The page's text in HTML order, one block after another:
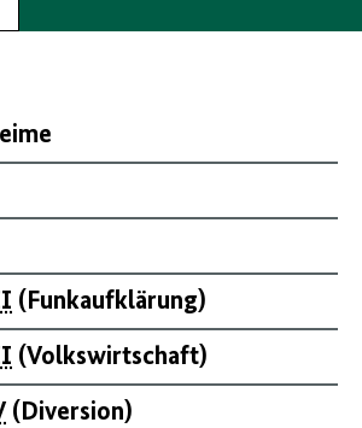
(Funkaufklärung)
(Volkswirtschaft)
(Diversion)